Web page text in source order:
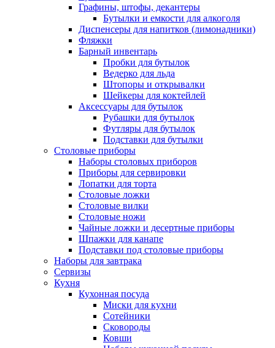
Графины, штофы, декантеры
Бутылки и емкости для алкоголя
Диспенсеры для напитков (лимонадники)
Фляжки
Барный инвентарь
Пробки для бутылок
Ведерко для льда
Штопоры и открывалки
Шейкеры для коктейлей
Аксессуары для бутылок
Рубашки для бутылок
Футляры для бутылок
Подставки для бутылки
Столовые приборы
Наборы столовых приборов
Приборы для сервировки
Лопатки для торта
Столовые ложки
Столовые вилки
Столовые ножи
Чайные ложки и десертные приборы
Шпажки для канапе
Подставки под столовые приборы
Наборы для завтрака
Сервизы
Кухня
Кухонная посуда
Миски для кухни
Сотейники
Сковороды
Ковши